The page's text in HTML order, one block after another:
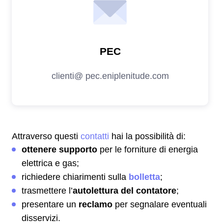
Attraverso questi contatti hai la possibilità di:
ottenere supporto per le forniture di energia
elettrica e gas;
richiedere chiarimenti sulla bolletta;
trasmettere l’autolettura del contatore;
presentare un reclamo per segnalare eventuali
disservizi.